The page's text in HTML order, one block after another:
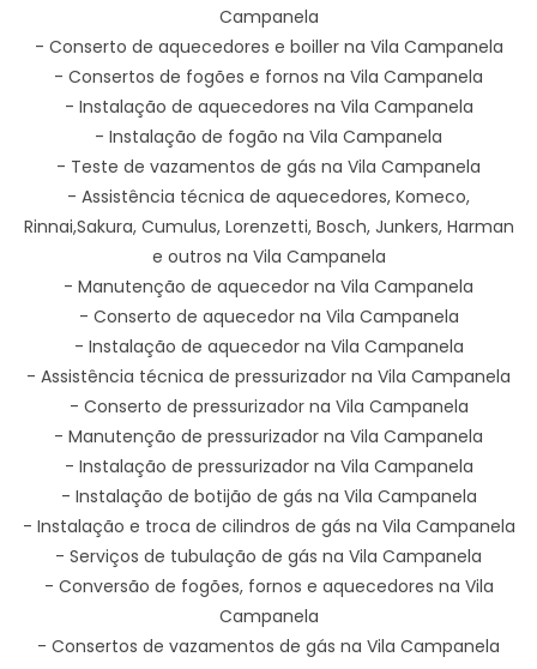
Campanela
- Conserto de aquecedores e boiller na Vila Campanela
- Consertos de fogões e fornos na Vila Campanela
- Instalação de aquecedores na Vila Campanela
- Instalação de fogão na Vila Campanela
- Teste de vazamentos de gás na Vila Campanela
- Assistência técnica de aquecedores, Komeco,
Rinnai,Sakura, Cumulus, Lorenzetti, Bosch, Junkers, Harman
e outros na Vila Campanela
- Manutenção de aquecedor na Vila Campanela
- Conserto de aquecedor na Vila Campanela
- Instalação de aquecedor na Vila Campanela
- Assistência técnica de pressurizador na Vila Campanela
- Conserto de pressurizador na Vila Campanela
- Manutenção de pressurizador na Vila Campanela
- Instalação de pressurizador na Vila Campanela
- Instalação de botijão de gás na Vila Campanela
- Instalação e troca de cilindros de gás na Vila Campanela
- Serviços de tubulação de gás na Vila Campanela
- Conversão de fogões, fornos e aquecedores na Vila
Campanela
- Consertos de vazamentos de gás na Vila Campanela